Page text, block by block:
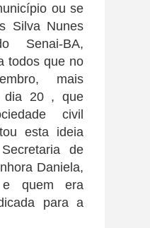
ou se
Silva Nunes
Senai-BA,
todos que no
mais
dia 20 , que
civil
esta ideia
de
Daniela,
quem era
para a